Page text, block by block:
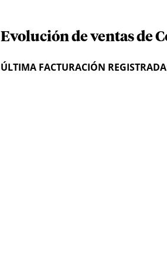
Evolución de ventas de
ÚLTIMA FACTURACIÓN